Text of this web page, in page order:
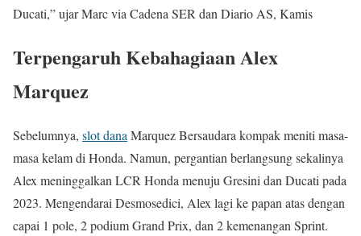
Ducati,” ujar Marc via Cadena SER dan Diario AS, Kamis
Terpengaruh Kebahagiaan Alex
Marquez
Sebelumnya, slot danaMarquez Bersaudara kompak meniti masa-
masa kelam di Honda. Namun, pergantian berlangsung sekalinya
Alex meninggalkan LCR Honda menuju Gresini dan Ducati pada
2023. Mengendarai Desmosedici, Alex lagi ke papan atas dengan
capai 1 pole, 2 podium Grand Prix, dan 2 kemenangan Sprint.